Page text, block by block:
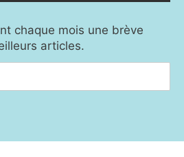
chaque mois une brève
articles.